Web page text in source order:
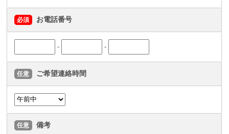
必須 お電話番号
- -
任意 ご希望連絡時間
任意 備考